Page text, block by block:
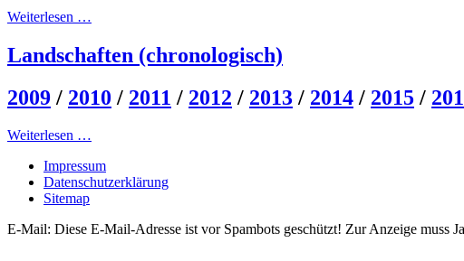
Weiterlesen …
Landschaften (chronologisch)
2009 / 2010 / 2011 / 2012 / 2013 / 2014 / 2015 /
Weiterlesen …
Impressum
Datenschutzerklärung
Sitemap
E-Mail: Diese E-Mail-Adresse ist vor Spambots geschützt! Zur Anzeige muss